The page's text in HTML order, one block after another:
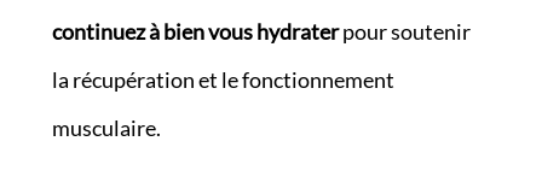
continuez à bien vous hydraterpour soutenir
la récupération et le fonctionnement
musculaire.